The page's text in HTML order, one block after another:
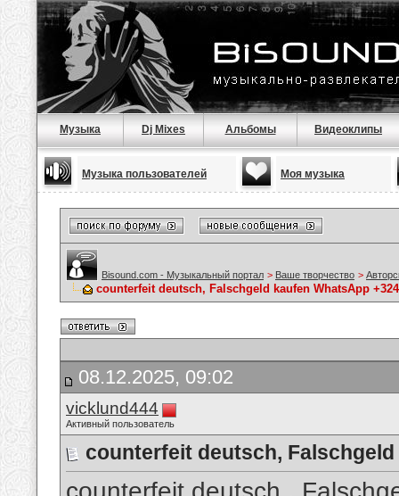
Музыка Dj Mixes Альбомы Видеоклипы
Музыка пользователей Моя музыка
Bisound.com - Музыкальный портал > Ваше творчество >
counterfeit deutsch, Falschgeld kaufen WhatsApp
08.12.2025, 09:02
vicklund444
Активный пользователь
counterfeit deutsch,